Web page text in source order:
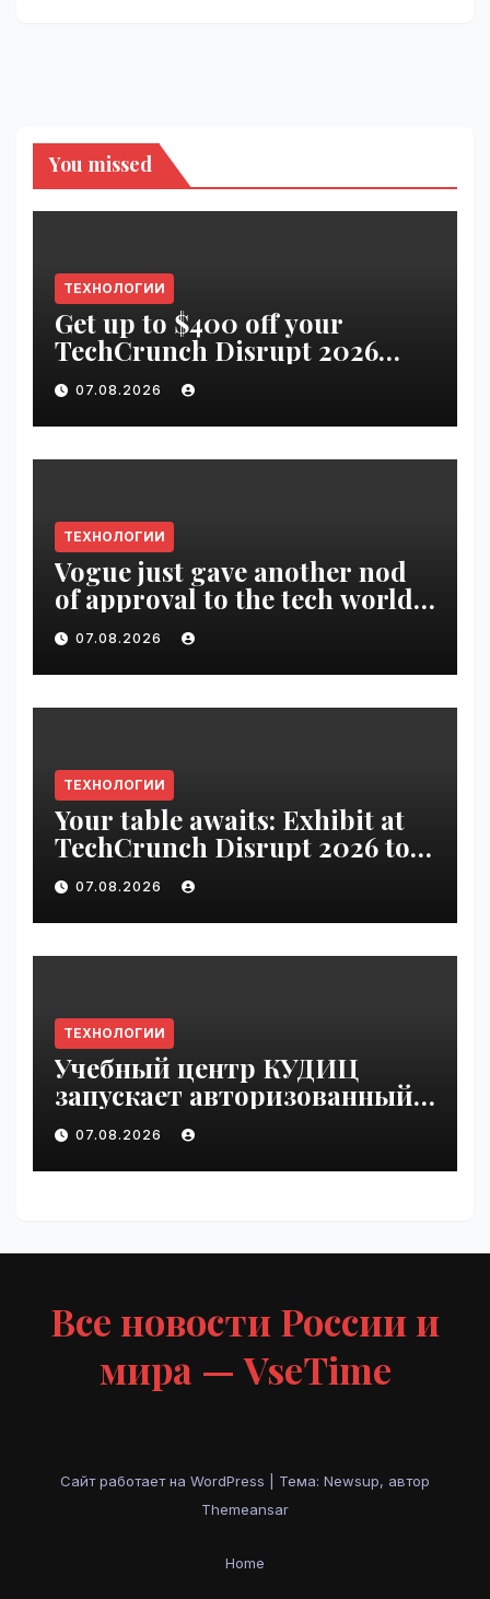
You missed
ТЕХНОЛОГИИ
Get up to $400 off your
TechCrunch Disrupt 2026
pass until tomorrow |
VseTime.ru
07.08.2026
ТЕХНОЛОГИИ
Vogue just gave another nod
of approval to the tech world |
VseTime.ru
07.08.2026
ТЕХНОЛОГИИ
Your table awaits: Exhibit at
TechCrunch Disrupt 2026 to
be seen by thousands |
VseTime.ru
07.08.2026
ТЕХНОЛОГИИ
Учебный центр КУДИЦ
запускает авторизованный
курс по
администрированию Mind
Migrate#guest | VseTime.ru
07.08.2026
Все новости России и
мира — VseTime
Сайт работает на WordPress
Тема: Newsup, автор
Themeansar
Home